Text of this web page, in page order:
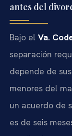
antes del
Bajo el Va.
separación
depende de
menores del
un acuerdo de
es de seis